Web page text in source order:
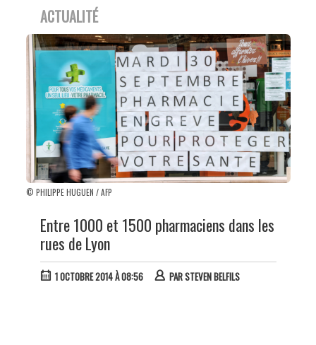
ACTUALITÉ
© PHILIPPE HUGUEN / AFP
Entre 1000 et 1500 pharmaciens dans les
rues de Lyon
1 OCTOBRE 2014 À 08:56 PARSTEVEN BELFILS